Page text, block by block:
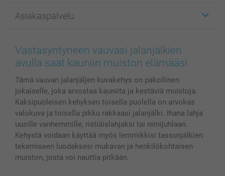
Kuvakirjat
Valokuvat, Julisteet & Taskukirjat
Kännykkä & Tabletti
Kuvakalenterit & Päivyrit
Valokuvakehykset & Lisätarvikkeet
Lahjakortti
Kaikki kuvatuotteet
Affiliate ohjelma
Evästekäytäntö
Sivukartta
Investor Relations
Asiakaspalvelu
100% tyytyväisyystakuu
smartbonus
Tilausten tila
Vastasyntyneen vauvasi jalanjälkien
avulla saat kauniin muiston elämääsi
Tämä vauvan jalanjäljen kuvakehys on pakollinen
jokaiselle, joka arvostaa kauniita ja kestäviä muistoja.
Kaksipuoleisen kehyksen toisella puolella on arvokas
valokuva ja toisella pikku rakkaasi jalanjälki. Ihana lahja
uusille vanhemmille, ristiäislahjaksi tai nimijuhlaan.
Kehystä voidaan käyttää myös lemmikkisi tassunjälkien
tekemiseen luodaksesi mukavan ja henkilökohtaisen
muiston, josta voi nauttia pitkään.